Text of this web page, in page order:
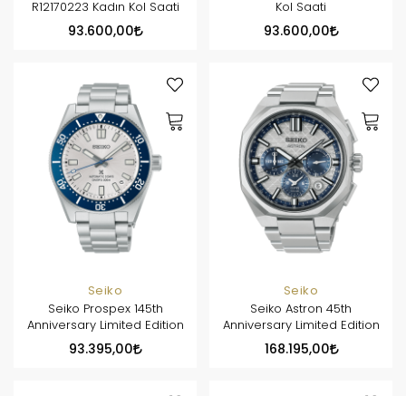
R12170223 Kadın Kol Saati
93.600,00
Kol Saati
93.600,00
Seiko
Seiko Prospex 145th
Anniversary Limited Edition
93.395,00
Seiko
Seiko Astron 45th
Anniversary Limited Edition
168.195,00